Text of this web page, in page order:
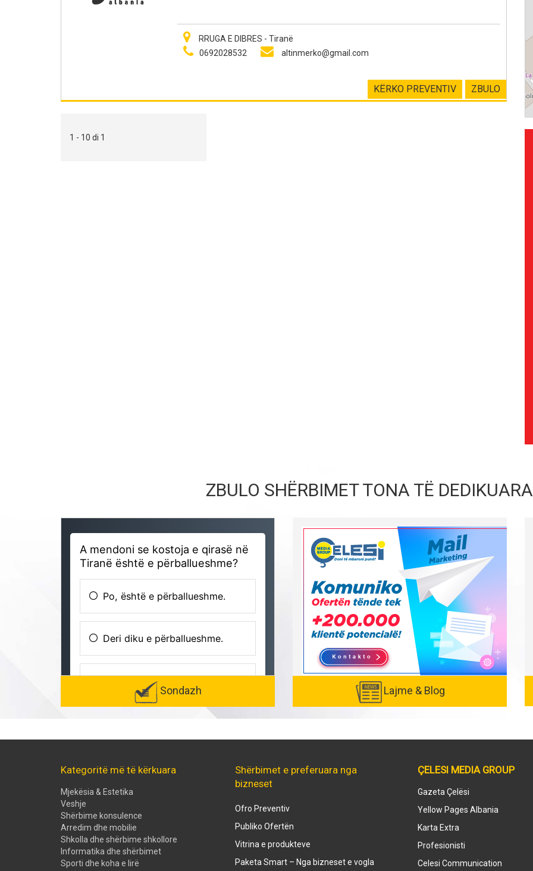
RRUGA E DIBRES - Tiranë
0692028532
altinmerko@gmail.com
ZBULO
KËRKO PREVENTIV
1 - 10 di 1
ZBULO SHËRBIMET TONA TË
Sondazh Lajme & Blog
Kategoritë më të kërkuara
Mjekësia & Estetika
Veshje
Shërbime konsulence
Arredim dhe mobilie
Shkolla dhe shërbime shkollore
Informatika dhe shërbimet
Sporti dhe koha e lirë
Shërbimet e preferuara nga
bizneset
Ofro Preventiv
Publiko Ofertën
Vitrina e produkteve
Paketa Smart – Nga bizneset e vogla
ÇELESI MEDIA GROUP
Gazeta Çelësi
Yellow Pages Albania
Karta Extra
Profesionisti
Celesi Communication